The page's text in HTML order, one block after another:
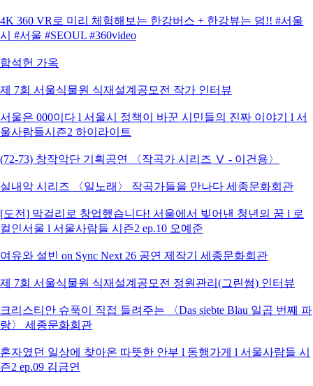
4K 360 VR로 미리 체험해보는 한강버스 + 한강뷰는 덤!! #서울
시 #서울 #SEOUL #360video
함석헌 가옥
제 7회 서울식물원 식재설계공모전 작가 인터뷰
서울은 000이다 l 서울시 정책이 바꾼 시민들의 진짜 이야기 l 서
울사람들시즌2 하이라이트
(72-73) 창작악단 기획공연 〈작곡가 시리즈 Ⅴ - 이건용〉
실내악 시리즈 〈일노래〉 작곡가들을 만나다 세종문화회관
[도전] 막걸리로 창업했습니다! 서울에서 빚어낸 청년의 꿈 l 로
컬인서울 l 서울사람들 시즌2 ep.10 오예준
여유와 설빈 on Sync Next 26 공연 제작기 세종문화회관
제 7회 서울식물원 식재설계공모전 정원관리(그린썸) 인터뷰
크리스티안 슈푹이 직접 들려주는 〈Das siebte Blau 일곱 번째 파
랑〉 세종문화회관
혼자였던 일상에 찾아온 따뜻한 안부 l 동행가게 l 서울사람들 시
즌2 ep.09 김금연